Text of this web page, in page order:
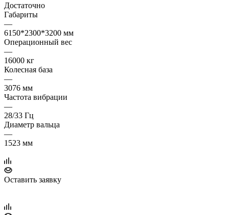
Достаточно
Габариты
—
6150*2300*3200 мм
Операционный вес
—
16000 кг
Колесная база
—
3076 мм
Частота вибрации
—
28/33 Гц
Диаметр вальца
—
1523 мм
Оставить заявку